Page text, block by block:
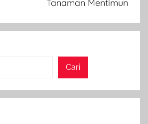
Tanaman Mentimun
Cari